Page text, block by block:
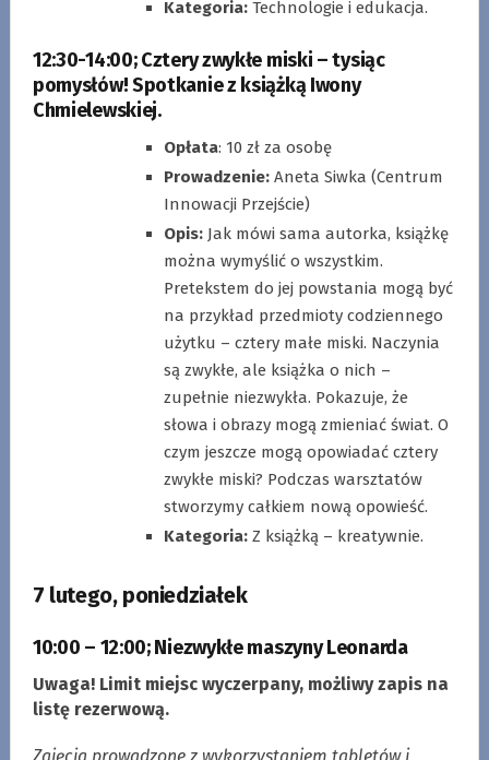
Kategoria:Technologie i edukacja.
12:30-14:00;Cztery zwykłe miski – tysiąc
pomysłów! Spotkanie z książką Iwony
Chmielewskiej.
Opłata: 10 zł za osobę
Prowadzenie:Aneta Siwka (Centrum
Innowacji Przejście)
Opis:Jak mówi sama autorka, książkę
można wymyślić o wszystkim.
Pretekstem do jej powstania mogą być
na przykład przedmioty codziennego
użytku – cztery małe miski. Naczynia
są zwykłe, ale książka o nich –
zupełnie niezwykła. Pokazuje, że
słowa i obrazy mogą zmieniać świat. O
czym jeszcze mogą opowiadać cztery
zwykłe miski? Podczas warsztatów
stworzymy całkiem nową opowieść.
Kategoria:Z książką – kreatywnie.
7 lutego, poniedziałek
10:00 – 12:00;Niezwykłe maszyny Leonarda
Uwaga! Limit miejsc wyczerpany, możliwy zapis na
listę rezerwową.
Zajęcia prowadzone z wykorzystaniem tabletów i